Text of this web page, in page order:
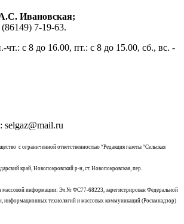
Ивановская;
(86149) 7-19-63.
чт.: с 8 до 16.00, пт.: с 8 до 15.00, сб., вс. -
selgaz@mail.ru
с ограниченной ответственностью “Редакция газеты “Сельская
край, Новопокровский р-н, ст. Новопокровская, пер.
массовой информации: Эл № ФС77-68223, зарегистрирован Федеральной
информационных технологий и массовых коммуникаций (Роскмнадзор)